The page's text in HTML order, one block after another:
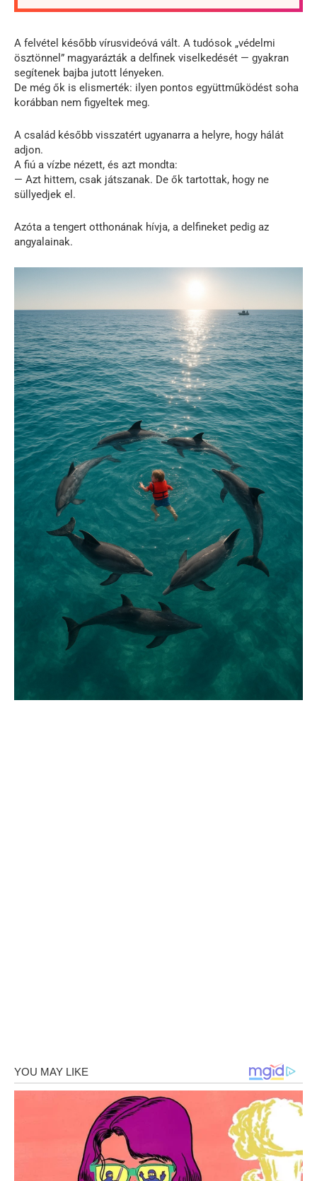
A felvétel később vírusvideóvá vált. A tudósok „védelmi
ösztönnel” magyarázták a delfinek viselkedését — gyakran
segítenek bajba jutott lényeken.
De még ők is elismerték: ilyen pontos együttműködést soha
korábban nem figyeltek meg.
A család később visszatért ugyanarra a helyre, hogy hálát
adjon.
A fiú a vízbe nézett, és azt mondta:
— Azt hittem, csak játszanak. De ők tartottak, hogy ne
süllyedjek el.
Azóta a tengert otthonának hívja, a delfineket pedig az
angyalainak.